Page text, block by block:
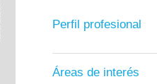
Perfil profesional
Áreas de interés